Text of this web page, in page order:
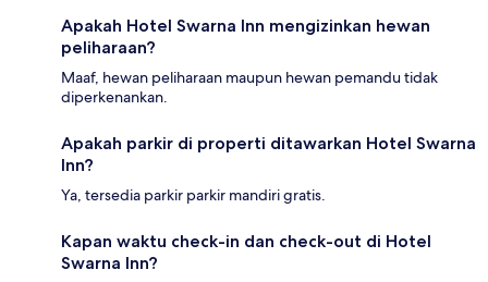
Apakah Hotel Swarna Inn mengizinkan hewan
peliharaan?
Maaf, hewan peliharaan maupun hewan pemandu tidak
diperkenankan.
Apakah parkir di properti ditawarkan Hotel Swarna
Inn?
Ya, tersedia parkir parkir mandiri gratis.
Kapan waktu check-in dan check-out di Hotel
Swarna Inn?